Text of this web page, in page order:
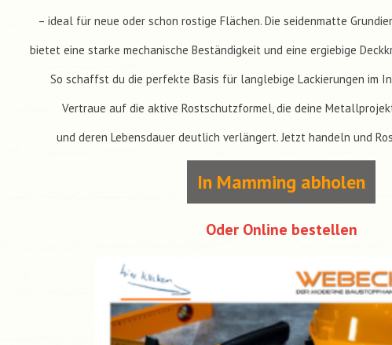
– ideal für neue oder schon rostige Flächen. Die seidenmatte
bietet eine starke mechanische Beständigkeit und eine ergiebige
So schaffst du die perfekte Basis für langlebige Lackierungen im
Vertraue auf die aktive Rostschutzformel, die deine
und deren Lebensdauer deutlich verlängert. Jetzt handeln und
In Mamming abholen
Oder Online bestellen